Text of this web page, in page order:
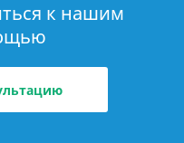
к нашим